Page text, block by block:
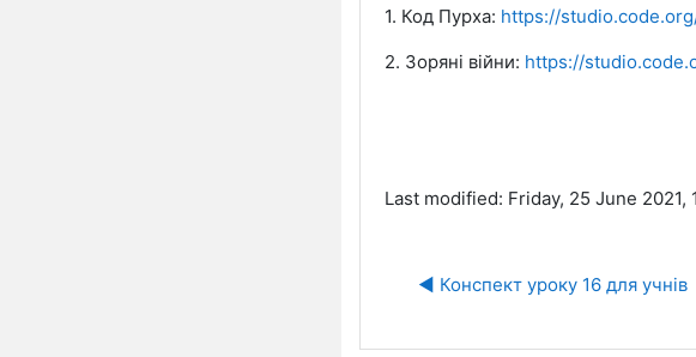
1. Код Пурха: https://
2. Зоряні війни: https://
Last modified: Friday, 25 June 2021,
◀︎ Конспект уроку 16 для учнів